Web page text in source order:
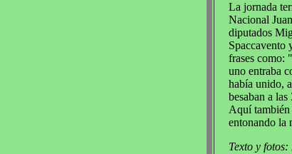
La jornada
Nacional
diputados
Spaccavento
frases como:
uno entraba
había unido,
besaban a
Aquí también
entonando la
Texto y fotos: